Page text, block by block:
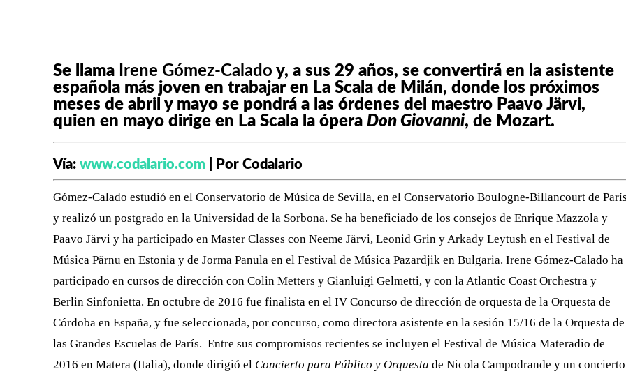
Se llama Irene Gómez-Calado y, a sus 29 años, se convertirá en la asistente
española más joven en trabajar en La Scala de Milán, donde los próximos
meses de abril y mayo se pondrá a las órdenes del maestro Paavo Järvi,
quien en mayo dirige en La Scala la ópera Don Giovanni, de Mozart.
Vía: www.codalario.com | Por Codalario
Gómez-Calado estudió en el Conservatorio de Música de Sevilla, en el Conservatorio Boulogne-Billancourt de París
y realizó un postgrado en la Universidad de la Sorbona. Se ha beneficiado de los consejos de Enrique Mazzola y
Paavo Järvi y ha participado en Master Classes con Neeme Järvi, Leonid Grin y Arkady Leytush en el Festival de
Música Pärnu en Estonia y de Jorma Panula en el Festival de Música Pazardjik en Bulgaria. Irene Gómez-Calado ha
participado en cursos de dirección con Colin Metters y Gianluigi Gelmetti, y con la Atlantic Coast Orchestra y
Berlin Sinfonietta. En octubre de 2016 fue finalista en el IV Concurso de dirección de orquesta de la Orquesta de
Córdoba en España, y fue seleccionada, por concurso, como directora asistente en la sesión 15/16 de la Orquesta de
las Grandes Escuelas de París. Entre sus compromisos recientes se incluyen el Festival de Música Materadio de
2016 en Matera (Italia), donde dirigió el Concierto para Público y Orquesta de Nicola Campodrande y un concierto